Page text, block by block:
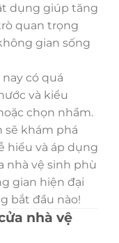
dụng giúp tăng
quan trọng
gian sống
có quá
và kiểu
chọn nhầm.
sẽ khám phá
hiểu và áp dụng
nhà vệ sinh phù
gian hiện đại
bắt đầu nào!
nhà vệ